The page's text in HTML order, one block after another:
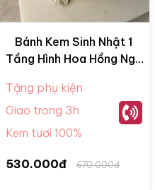
Bánh Kem Sinh Nhật 1
Tầng Hình Hoa Hồng Ngũ
Tặng phụ kiện
Giao trong 3h
Kem tươi 100%
530.000đ 670.000đ